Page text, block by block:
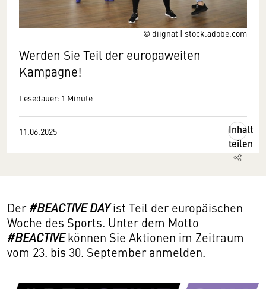
© diignat | stock.adobe.com
Werden Sie Teil der europaweiten
Kampagne!
Lesedauer: 1 Minute
11.06.2025
Inhalt
teilen
Der #BEACTIVE DAYist Teil der europäischen
Woche des Sports. Unter dem Motto
#BEACTIVEkönnen Sie Aktionen im Zeitraum
vom 23. bis 30. September anmelden.